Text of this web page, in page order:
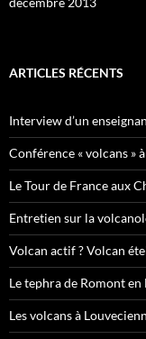
ARTICLES RÉCENTS
Interview d’un
Conférence « volcans »
Le Tour de France aux
Entretien sur la
Volcan actif ? Volcan
Le tephra de Romont en
Les volcans à